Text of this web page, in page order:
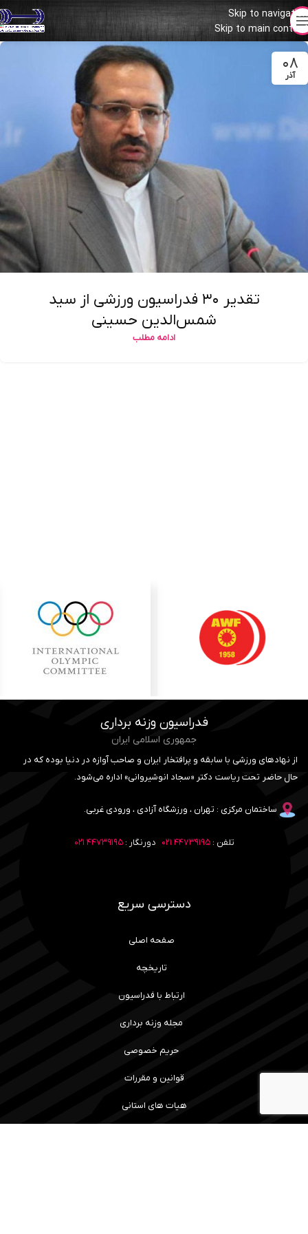
Skip to navigation
Skip to main content
۰۸
آذر
تقدیر ۳۰ فدراسیون ورزشی از سید
شمس‌الدین حسینی
ادامه مطلب
فدراسیون وزنه برداری
جمهوری اسلامی ایران
از نهادهای ورزشی با سابقه و پرافتخار ایران و صاحب آوازه در دنیا بوده که در
حال حاضر تحت ریاست دکتر «سجاد انوشیروانی» اداره می‌شود.
ساختمان مرکزی : تهران ، ورزشگاه آزادی ، ورودی غربی.
تلفن :۴۴۷۳۹۱۹۵ ۰۲۱ دورنگار :۴۴۷۳۹۱۹۵ ۰۲۱
دسترسی سریع
صفحه اصلی
تاریخچه
ارتباط با فدراسیون
مجله وزنه برداری
حریم خصوصی
قوانین و مقررات
هیات های استانی